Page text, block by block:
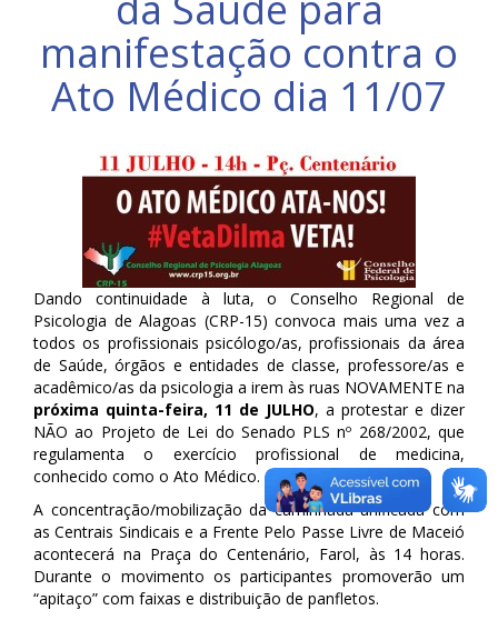
manifestação contra o
Ato Médico dia 11/07
Dando continuidade à luta, o Conselho Regional de
Psicologia de Alagoas (CRP-15) convoca mais uma vez a
todos os profissionais psicólogo/as, profissionais da área
de Saúde, órgãos e entidades de classe, professore/as e
acadêmico/as da psicologia a irem às ruas NOVAMENTE na
próxima quinta-feira, 11 de JULHO, a protestar e dizer
NÃO ao Projeto de Lei do Senado PLS nº 268/2002, que
regulamenta o exercício profissional de medicina,
conhecido como o Ato Médico.
A concentração/mobilização da caminhada unificada com
as Centrais Sindicais e a Frente Pelo Passe Livre de Maceió
acontecerá na Praça do Centenário, Farol, às 14 horas.
Durante o movimento os participantes promoverão um
“apitaço” com faixas e distribuição de panfletos.